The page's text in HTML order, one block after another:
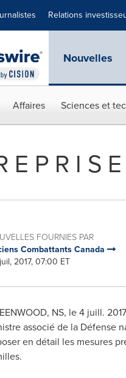
Relations
Nouvelles
Affaires Sciences et
E P R I S
FOURNIES PAR
Combattants Canada
2017, 07:00 ET
NS, le 4 juill.
associé de la Défense
en détail les mesures